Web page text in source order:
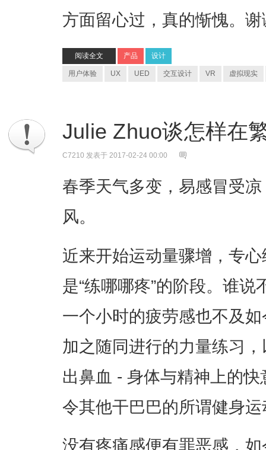
方面留心过，真的惭愧。
阅读全文 产品 设计
用户体验 UX UED 交互设计 VR 虚拟现实
Julie Zhuo谈怎样在
C7210 发表于 2017-02-24 00:00
春季天气多变，易感冒受
风。
近来开始运动量骤增，专
是“练哪哪疼”的阶段。谁
一个小时的疲劳感也不及
加之随同进行的力量练习
出鼻血 - 身体与精神上的
令其他干巴巴的所谓健身
没有疼痛感便有罪恶感，